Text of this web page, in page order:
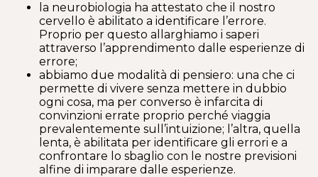
la neurobiologia ha attestato che il nostro
cervello è abilitato a identificare l’errore.
Proprio per questo allarghiamo i saperi
attraverso l’apprendimento dalle esperienze di
errore;
abbiamo due modalità di pensiero: una che ci
permette di vivere senza mettere in dubbio
ogni cosa, ma per converso è infarcita di
convinzioni errate proprio perché viaggia
prevalentemente sull’intuizione; l’altra, quella
lenta, è abilitata per identificare gli errori e a
confrontare lo sbaglio con le nostre previsioni
alfine di imparare dalle esperienze.